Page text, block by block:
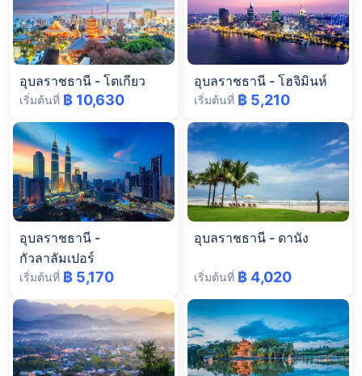
อุบลราชธานี - โตเกียว
เริ่มต้นที่ ฿ 10,630
อุบลราชธานี - โฮจิมินห์
เริ่มต้นที่ ฿ 5,210
อุบลราชธานี -
กัวลาลัมเปอร์
เริ่มต้นที่ ฿ 5,170
อุบลราชธานี - ดานัง
เริ่มต้นที่ ฿ 4,020